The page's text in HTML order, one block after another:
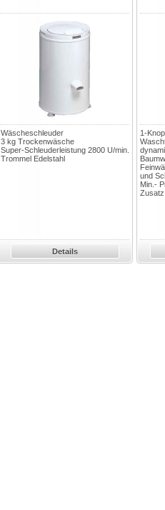
Wäscheschleuder
3 kg Trockenwäsche
Super-Schleuderleistung 2800 U/min.
Trommel Edelstahl
Details
1-
und
Min.-